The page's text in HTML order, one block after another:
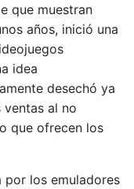
que muestran
años, inició una
idea
desechó ya
al no
que ofrecen los
por los emuladores